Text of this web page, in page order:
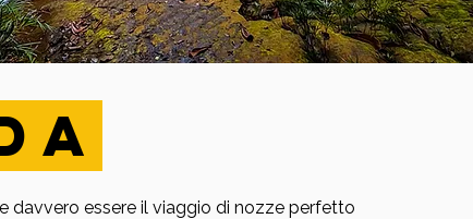
davvero essere il viaggio di nozze perfetto